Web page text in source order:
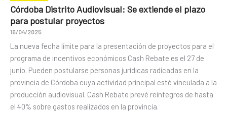
Córdoba Distrito Audiovisual: Se extiende el plazo
para postular proyectos
16/04/2025
La nueva fecha límite para la presentación de proyectos para el
programa de incentivos económicos Cash Rebate es el 27 de
junio. Pueden postularse personas jurídicas radicadas en la
provincia de Córdoba cuya actividad principal esté vinculada a la
producción audiovisual. Cash Rebate prevé reintegros de hasta
el 40% sobre gastos realizados en la provincia.